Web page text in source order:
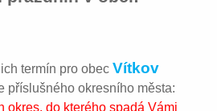
termín pro obecVítkov
příslušného okresního města:
okres, do kterého spadá Vámi